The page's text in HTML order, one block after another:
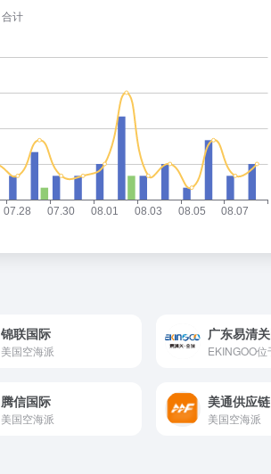
锦联国际
美国空海派
腾信国际
美国空海派
美通供应链
美国空海派